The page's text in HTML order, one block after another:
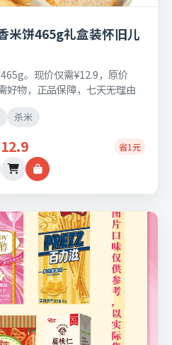
米饼465g礼盒装怀旧儿
。现价仅需¥12.9，原价
好物，正品保障，七天无理由
杀米
省1元